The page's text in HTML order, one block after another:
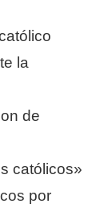
la
de
católicos»
por